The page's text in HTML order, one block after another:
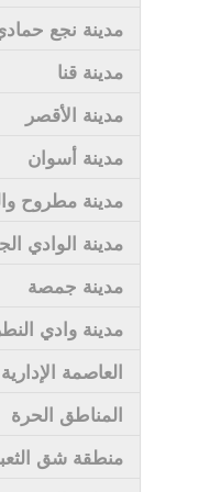
مدينة نجع
مدينة قنا
مدينة الأقصر
مدينة أسوان
مدينة مطروح
مدينة الوادي
مدينة جمصة
مدينة وادي
العاصمة الإدارية
المناطق الحرة
منطقة شق